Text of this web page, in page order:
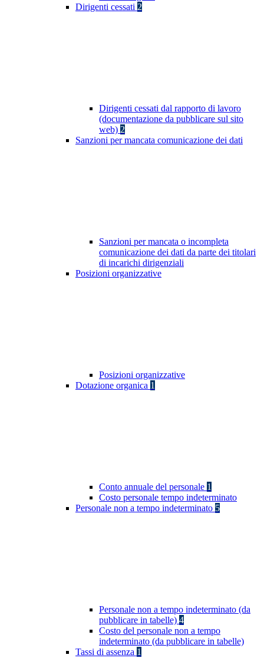
Dirigenti cessati 2
Dirigenti cessati dal rapporto di lavoro
(documentazione da pubblicare sul sito
web) 2
Sanzioni per mancata comunicazione dei dati
Sanzioni per mancata o incompleta
comunicazione dei dati da parte dei titolari
di incarichi dirigenziali
Posizioni organizzative
Posizioni organizzative
Dotazione organica 1
Conto annuale del personale 1
Costo personale tempo indeterminato
Personale non a tempo indeterminato 5
Personale non a tempo indeterminato (da
pubblicare in tabelle) 4
Costo del personale non a tempo
indeterminato (da pubblicare in tabelle)
Tassi di assenza 1